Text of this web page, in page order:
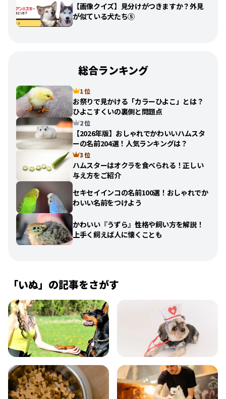
【画像クイズ】見分けがつきますか？外見
が似ている犬たち⑤
総合ランキング
1 位
お祭りで見かける「カラーひよこ」とは？
ひよこすくいの裏側と問題点
2 位
【2026年版】おしゃれでかわいいハムスタ
ーの名前204選！人気ランキングは？
3 位
ハムスターはオクラを食べられる！正しい
与え方をご紹介
セキセイインコの名前100選！おしゃれでか
わいい名前をつけよう
かわいい『うずら』性格や飼い方を解説！
上手く飼えば人に懐くことも
「いぬ」の記事をさがす
飼い方 健康